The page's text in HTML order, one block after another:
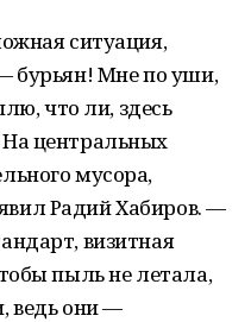
ситуация,
бурьян! Мне по уши,
что ли, здесь
центральных
мусора,
Радий Хабиров. —
визитная
пыль не летала,
ведь они —